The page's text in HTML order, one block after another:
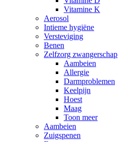
Vitamine K
Aerosol
Intieme hygiëne
Versteviging
Benen
Zelfzorg zwangerschap
Aambeien
Allergie
Darmproblemen
Keelpijn
Hoest
Maag
Toon meer
Aambeien
Zuigspenen